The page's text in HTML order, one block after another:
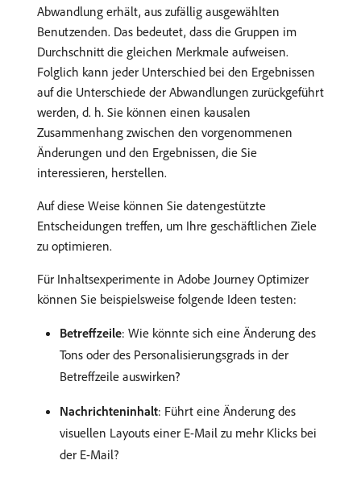
Abwandlung erhält, aus zufällig ausgewählten
Benutzenden. Das bedeutet, dass die Gruppen im
Durchschnitt die gleichen Merkmale aufweisen.
Folglich kann jeder Unterschied bei den Ergebnissen
auf die Unterschiede der Abwandlungen zurückgeführt
werden, d. h. Sie können einen kausalen
Zusammenhang zwischen den vorgenommenen
Änderungen und den Ergebnissen, die Sie
interessieren, herstellen.
Auf diese Weise können Sie datengestützte
Entscheidungen treffen, um Ihre geschäftlichen Ziele
zu optimieren.
Für Inhaltsexperimente in Adobe Journey Optimizer
können Sie beispielsweise folgende Ideen testen:
Betreffzeile: Wie könnte sich eine Änderung des
Tons oder des Personalisierungsgrads in der
Betreffzeile auswirken?
Nachrichteninhalt: Führt eine Änderung des
visuellen Layouts einer E-Mail zu mehr Klicks bei
der E-Mail?